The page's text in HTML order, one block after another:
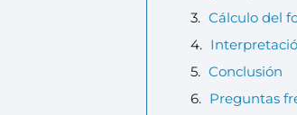
Cálculo del
Conclusión
Preguntas